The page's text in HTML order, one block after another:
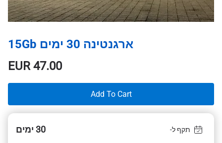
ארגנטינה 30 ימים 15Gb
EUR47.00
Add To Cart
תקף ל- 30 ימים